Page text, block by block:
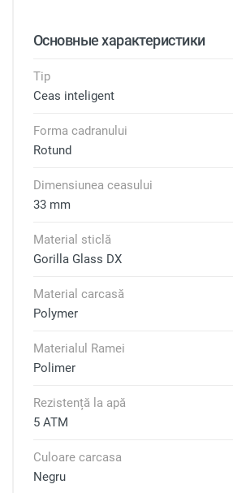
Основные характеристики
Tip
Ceas inteligent
Forma cadranului
Rotund
Dimensiunea ceasului
33 mm
Material sticlă
Gorilla Glass DX
Material carcasă
Polymer
Materialul Ramei
Polimer
Rezistență la apă
5 ATM
Culoare carcasa
Negru